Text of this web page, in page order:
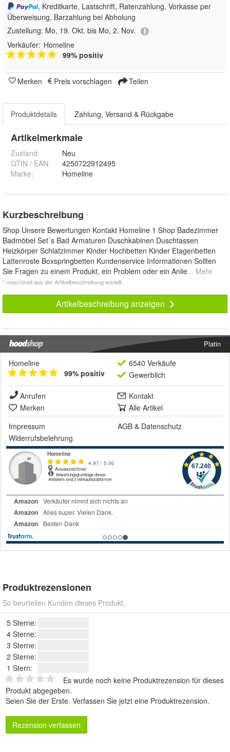
, Kreditkarte, Lastschrift, Ratenzahlung, Vorkasse per
Überweisung, Barzahlung bei Abholung
Zustellung: Mo, 19. Okt. bis Mo, 2. Nov.
Verkäufer: Homeline
99% positiv
Merken Preis vorschlagen Teilen
Produktdetails Zahlung, Versand & Rückgabe
Artikelmerkmale
Zustand:
Neu
GTIN / EAN:
4250722912495
Marke:
Homeline
Kurzbeschreibung *
Shop Unsere Bewertungen Kontakt Homeline 1 Shop Badezimmer
Badmöbel Set´s Bad Armaturen Duschkabinen Duschtassen
Heizkörper Schlafzimmer Kinder Hochbetten Kinder Etagenbetten
Lattenroste Boxspringbetten Kundenservice Informationen Sollten
Sie Fragen zu einem Produkt, ein Problem oder ein Anlie... Mehr
* maschinell aus der Artikelbeschreibung erstellt
Artikelbeschreibung anzeigen
Platin
Homeline
99% positiv
6540 Verkäufe
Gewerblich
Anrufen
Kontakt
Merken
Alle Artikel
Impressum
AGB & Datenschutz
Widerrufsbelehrung
Produktrezensionen
So beurteilen Kunden dieses Produkt.
5 Sterne:
4 Sterne:
3 Sterne:
2 Sterne:
1 Stern:
Es wurde noch keine Produktrezension für dieses
Produkt abgegeben.
Seien Sie der Erste. Verfassen Sie jetzt eine Produktrezension.
Rezension verfassen